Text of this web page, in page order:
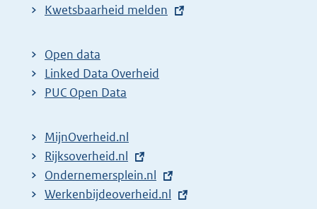
E
t
e
r
l
i
n
k
Kwetsbaarheid melden
Open data
Linked Data Overheid
PUC Open Data
MijnOverheid.nl
E
x
t
Rijksoverheid.nl
E
x
Ondernemersplein.nl
E
Werkenbijdeoverheid.nl